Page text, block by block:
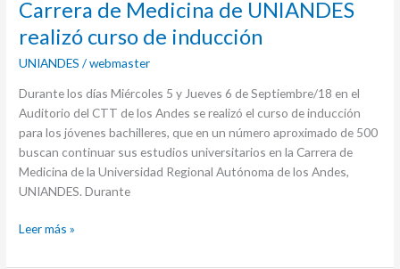
Carrera de Medicina de UNIANDES
realizó curso de inducción
UNIANDES /webmaster
Durante los días Miércoles 5 y Jueves 6 de Septiembre/18 en el
Auditorio del CTT de los Andes se realizó el curso de inducción
para los jóvenes bachilleres, que en un número aproximado de 500
buscan continuar sus estudios universitarios en la Carrera de
Medicina de la Universidad Regional Autónoma de los Andes,
UNIANDES. Durante
Leer más »